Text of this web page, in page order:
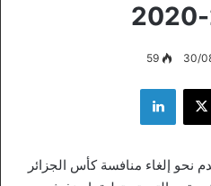
30/
59
‫X لينكدإن
نحو إلغاء منافسة كأس الجزائر